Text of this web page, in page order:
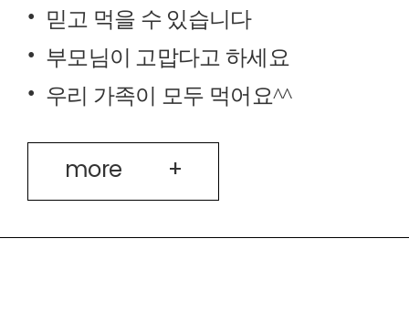
믿고 먹을 수 있습니다
부모님이 고맙다고 하세요
우리 가족이 모두 먹어요^^
more +